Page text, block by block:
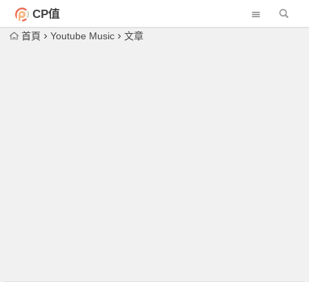
CP值
首頁 Youtube Music 文章